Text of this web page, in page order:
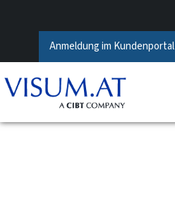
Anmeldung im Kundenportal